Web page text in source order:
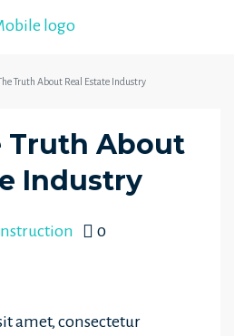
Truth About Real Estate Industry
Truth About
Industry
0
amet, consectetur